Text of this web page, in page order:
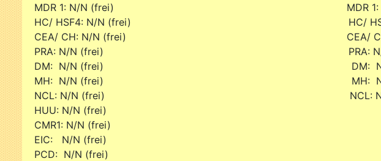
MDR 1: N/N (frei) MDR 1: N/N
HC/ HSF4: N/N (frei) HC/ HSF4: N/
CEA/ CH: N/N (frei) CEA/ CH: N/
PRA: N/N (frei) PRA: N/N
DM: N/N (frei) DM: N/N
MH: N/N (frei) MH: N/N
NCL: N/N (frei) NCL: N/N
HUU: N/N (frei)
CMR1: N/N (frei)
EIC: N/N (frei)
PCD: N/N (frei)